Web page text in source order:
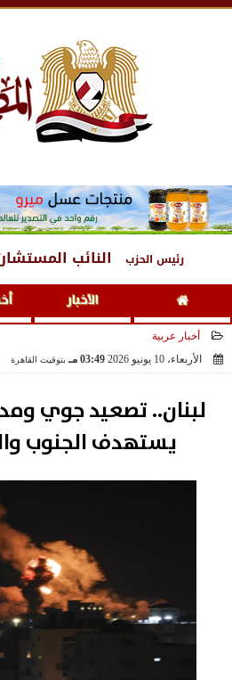
رئيس الحزب النائب
الأخبار
أخبار عربية
الأربعاء، 10 يونيو 2026
03:49 مـ بتوقيت القاهرة
لبنان.. تصعيد جوي
يستهدف الجنوب